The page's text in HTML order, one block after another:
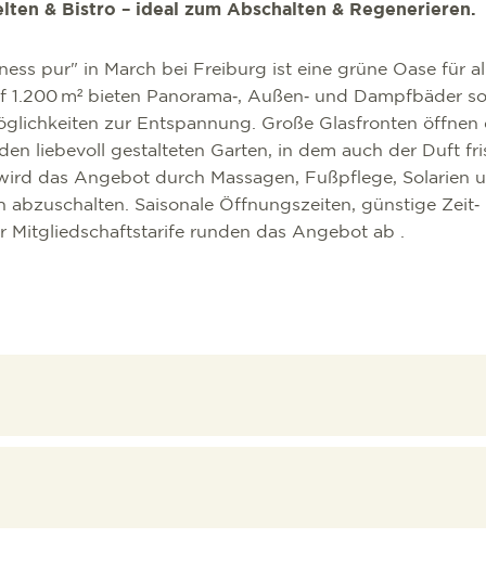
& Bistro – ideal zum Abschalten & Regenerieren.
pur" in March bei Freiburg ist eine grüne Oase für
m² bieten Panorama‑, Außen‑ und Dampfbäder
zur Entspannung. Große Glasfronten öffnen
liebevoll gestalteten Garten, in dem auch der Duft
das Angebot durch Massagen, Fußpflege, Solarien
abzuschalten. Saisonale Öffnungszeiten, günstige Zeit‑
Mitgliedschaftstarife runden das Angebot ab .